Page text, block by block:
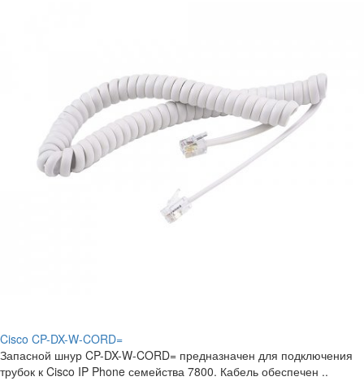
Cisco CP-DX-W-CORD=
Запасной шнур CP-DX-W-CORD= предназначен для подключения
трубок к Cisco IP Phone семейства 7800. Кабель обеспечен ..